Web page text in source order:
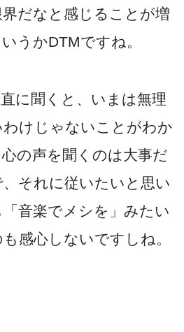
だなと感じることが増
うかDTMですね。
に聞くと、いまは無理
けじゃないことがわか
の声を聞くのは大事だ
それに従いたいと思い
音楽でメシを」みたい
感心しないですしね。